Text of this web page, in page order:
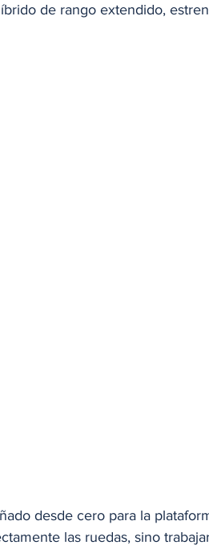
de rango extendido,
desde cero para la
las ruedas, sino